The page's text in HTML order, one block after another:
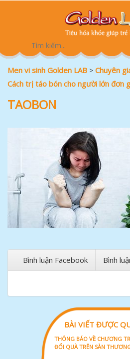
Men vi sinh Golden LAB > Chuyên
Cách trị táo bón cho người lớn đơn
TAOBON
Bình luận Facebook Bình
BÀI VIẾT ĐƯỢC
THÔNG BÁO VỀ CHƯƠNG
ĐỔI QUÀ TRÊN SÀN